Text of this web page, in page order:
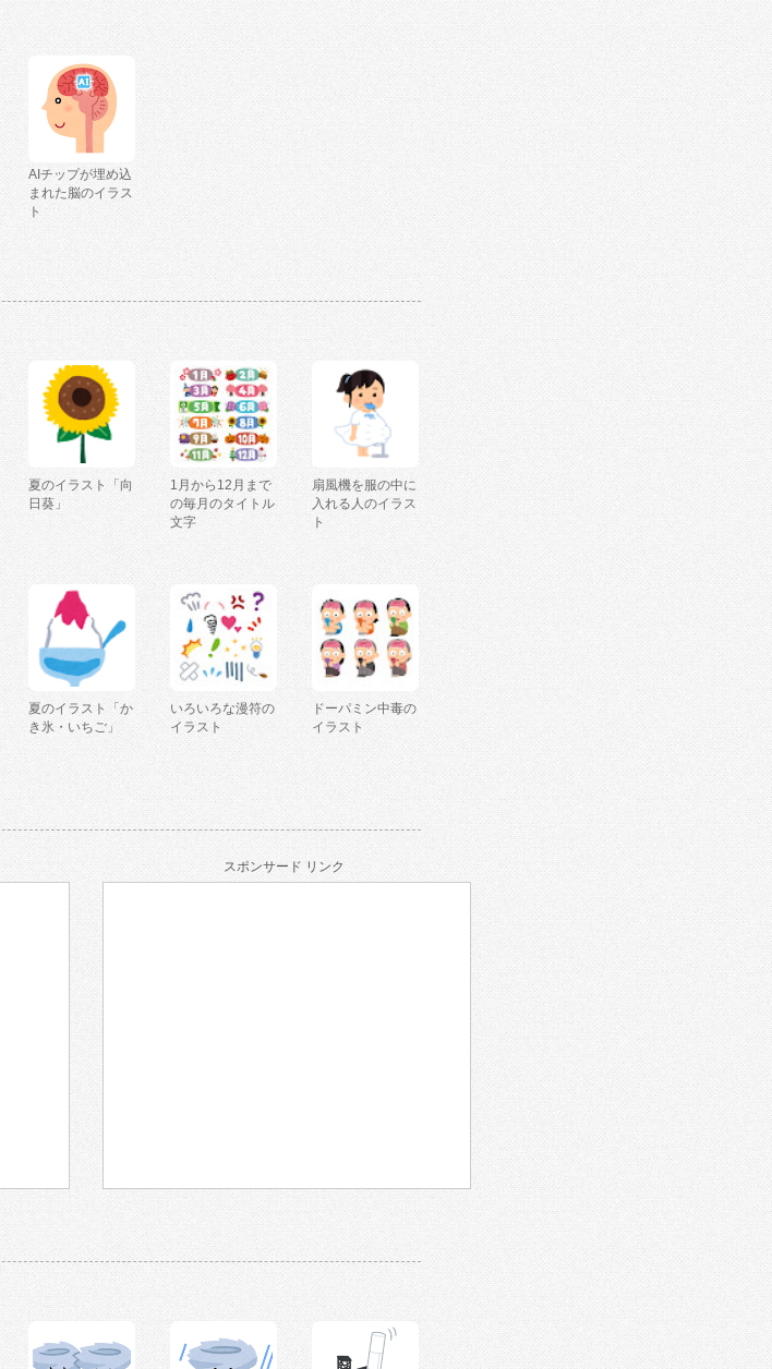
AIチップが埋め込
まれた脳のイラス
ト
夏のイラスト「向
日葵」
1月から12月まで
の毎月のタイトル
文字
扇風機を服の中に
入れる人のイラス
ト
夏のイラスト「か
き氷・いちご」
いろいろな漫符の
イラスト
ドーパミン中毒の
イラスト
スポンサード リンク